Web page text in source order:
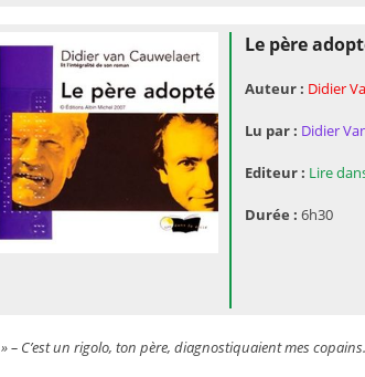
Le père
Auteur : Didier
Lu par : Didier
Editeur : Lire
Durée : 6h30
» – C’est un rigolo, ton père, diagnostiquaient mes copains.